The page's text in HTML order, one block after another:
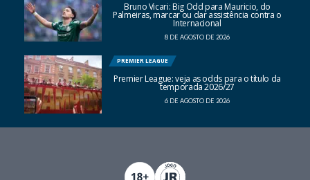
Bruno Vicari: Big Odd para Mauricio, do
Palmeiras, marcar ou dar assistência contra o
Internacional
8 DE AGOSTO DE 2026
PREMIER LEAGUE
Premier League: veja as odds para o título da
temporada 2026/27
6 DE AGOSTO DE 2026